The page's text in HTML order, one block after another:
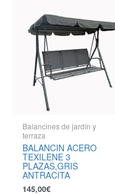
Balancines de jardín y
terraza
BALANCIN ACERO
TEXILENE 3
PLAZAS,GRIS
ANTRACITA
145,00€